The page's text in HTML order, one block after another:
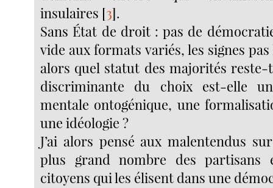
insulaires [3].
Sans État de droit : pas de
vide aux formats variés, les signes
alors quel statut des majorités
discriminante du choix est-elle
mentale ontogénique, une
une idéologie ?
J’ai alors pensé aux malentendus
plus grand nombre des partisans
citoyens qui les élisent dans une